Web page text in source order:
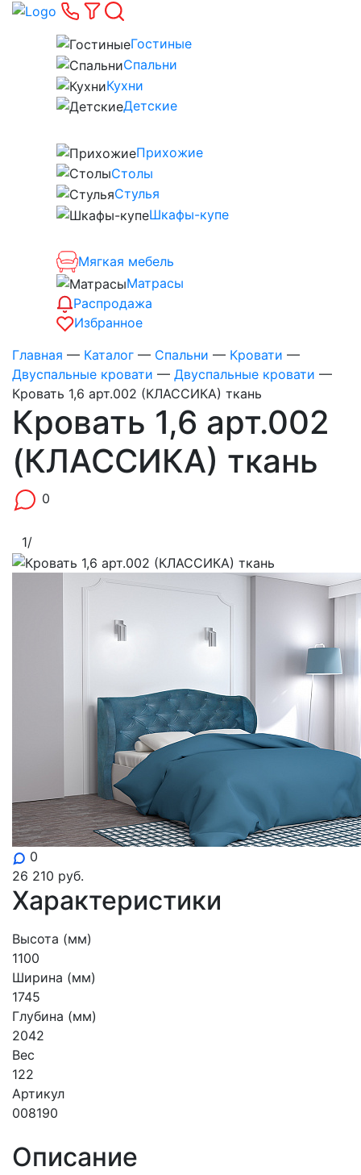
Гостиные
Спальни
Кухни
Детские
Прихожие
Столы
Стулья
Шкафы-купе
Мягкая мебель
Матрасы
Распродажа
Избранное
Главная — Каталог — Спальни — Кровати —
Двуспальные кровати — Двуспальные кровати —
Кровать 1,6 арт.002 (КЛАССИКА) ткань
Кровать 1,6 арт.002
(КЛАССИКА) ткань
0
1/
0
26 210 руб.
Характеристики
Высота (мм)
1100
Ширина (мм)
1745
Глубина (мм)
2042
Вес
122
Артикул
008190
Описание